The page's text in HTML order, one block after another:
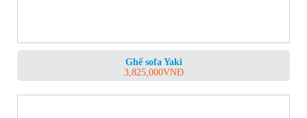
Ghế sofa Yaki
3,825,000VNĐ